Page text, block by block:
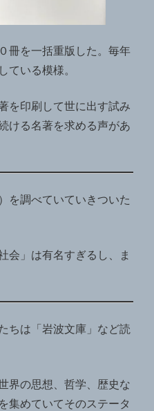
冊を一括重版した。毎年
ている模様。
を印刷して世に出す試み
ける名著を求める声があ
を調べていていきついた
会」は有名すぎるし、ま
ちは「岩波文庫」など読
界の思想、哲学、歴史な
集めていてそのステータ